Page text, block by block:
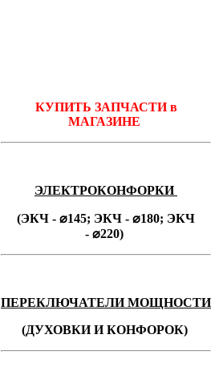
КУПИТЬ ЗАПЧАСТИ в
МАГАЗИНЕ
ЭЛЕКТРОКОНФОРКИ
(ЭКЧ - ⌀145; ЭКЧ - ⌀180; ЭКЧ
- ⌀220)
ПЕРЕКЛЮЧАТЕЛИ МОЩНОСТИ
(ДУХОВКИ И КОНФОРОК)